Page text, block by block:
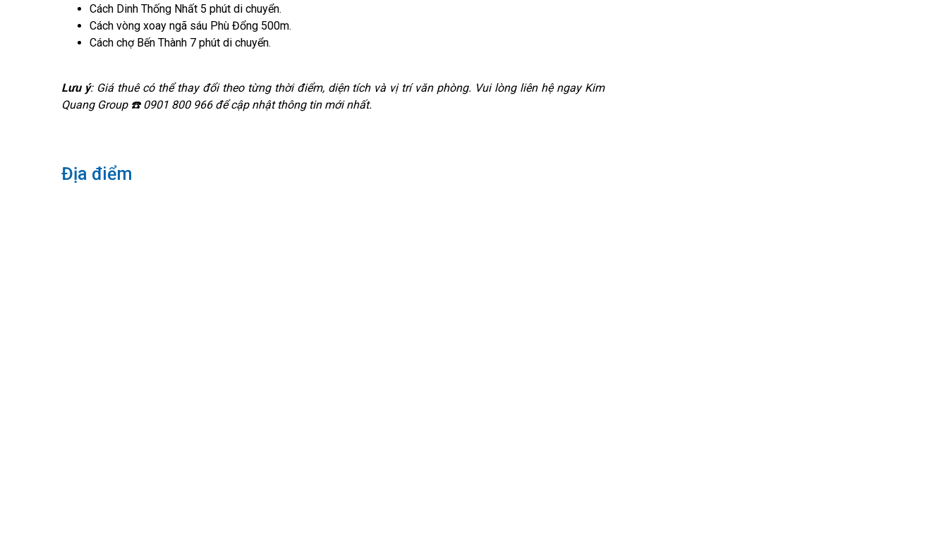
Cách Dinh Thống Nhất 5 phút di chuyển.
Cách vòng xoay ngã sáu Phù Đổng 500m.
Cách chợ Bến Thành 7 phút di chuyển.
Lưu ý: Giá thuê có thể thay đổi theo từng thời điểm, diện tích và vị trí văn phòng. Vui lòng liên hệ ngay Kim
Quang Group ☎️ 0901 800 966 để cập nhật thông tin mới nhất.
Địa điểm